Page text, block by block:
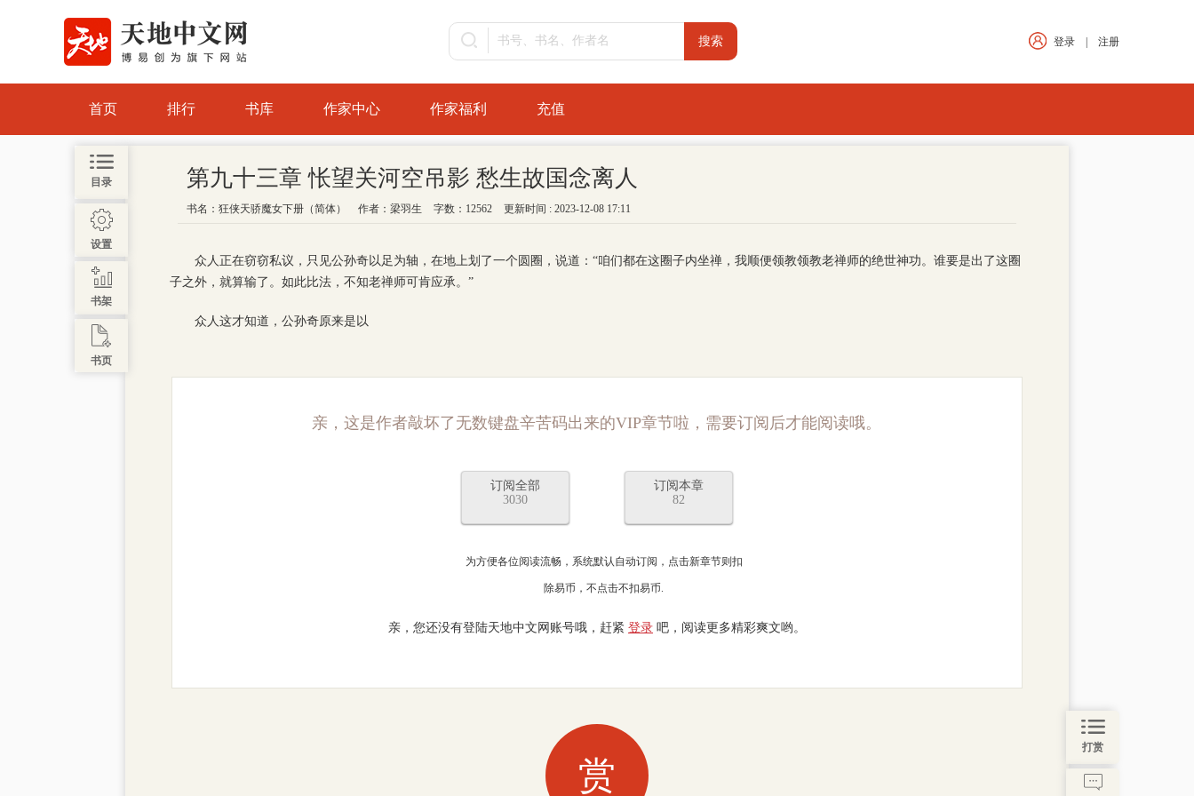
登录 | 注册
首页 排行 书库 作家中心 作家福利 充值
目录
设置
书架
书页
第九十三章 怅望关河空吊影 愁生故国念离人
书名： 狂侠天骄魔女下册（简体） 作者： 梁羽生 字数：12562 更新时间 : 2023-12-08 17:11
众人正在窃窃私议，只见公孙奇以足为轴，在地上划了一个圆圈，说道：“咱们都在这圈子内坐禅，我顺便领教领教老禅师的绝世神功。谁要是出了这圈
子之外，就算输了。如此比法，不知老禅师可肯应承。”
众人这才知道，公孙奇原来是以
亲，这是作者敲坏了无数键盘辛苦码出来的VIP章节啦，需要订阅后才能阅读哦。
订阅全部
3030
订阅本章
82
为方便各位阅读流畅，系统默认自动订阅，点击新章节则扣
除易币，不点击不扣易币.
亲，您还没有登陆天地中文网账号哦，赶紧 登录吧，阅读更多精彩爽文哟。
赏
打赏